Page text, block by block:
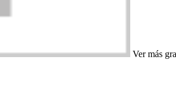
Ver más